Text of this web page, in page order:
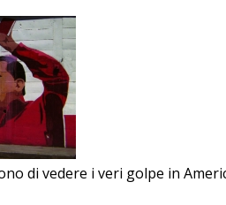
di vedere i veri golpe in